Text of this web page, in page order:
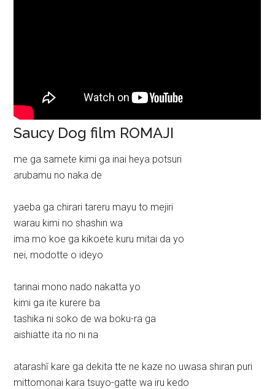
Saucy Dog film ROMAJI
me ga samete kimi ga inai heya potsuri
arubamu no naka de
yaeba ga chirari tareru mayu to mejiri
warau kimi no shashin wa
ima mo koe ga kikoete kuru mitai da yo
nei, modotte o ideyo
tarinai mono nado nakatta yo
kimi ga ite kurere ba
tashika ni soko de wa boku-ra ga
aishiatte ita no ni na
atarashī kare ga dekita tte ne kaze no uwasa shiran puri
mittomonai kara tsuyo-gatte wa iru kedo